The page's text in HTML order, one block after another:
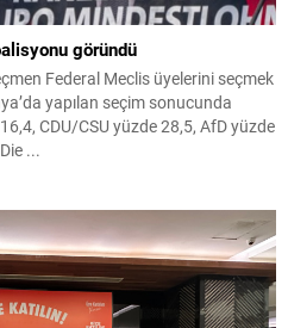
göründü
Federal Meclis üyelerini seçmek
yapılan seçim sonucunda
CDU/CSU yüzde 28,5, AfD yüzde
...